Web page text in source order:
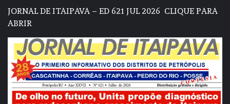
JORNAL DE ITAIPAVA – ED 621 JUL 2026 CLIQUE PARA
ABRIR